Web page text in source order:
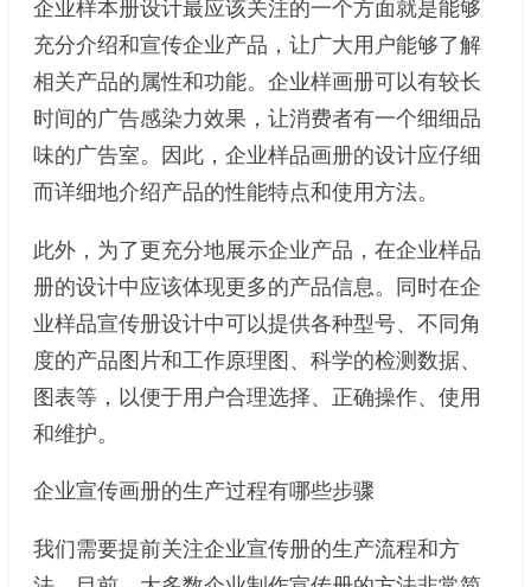
企业样本册设计最应该关注的一个方面就是能够
充分介绍和宣传企业产品，让广大用户能够了解
相关产品的属性和功能。企业样画册可以有较长
时间的广告感染力效果，让消费者有一个细细品
味的广告室。因此，企业样品画册的设计应仔细
而详细地介绍产品的性能特点和使用方法。
此外，为了更充分地展示企业产品，在企业样品
册的设计中应该体现更多的产品信息。同时在企
业样品宣传册设计中可以提供各种型号、不同角
度的产品图片和工作原理图、科学的检测数据、
图表等，以便于用户合理选择、正确操作、使用
和维护。
企业宣传画册的生产过程有哪些步骤
我们需要提前关注企业宣传册的生产流程和方